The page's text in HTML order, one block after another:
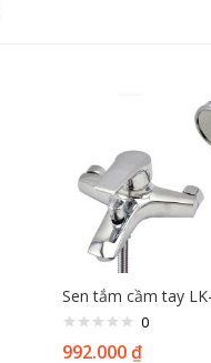
Sen tắm cầm tay
0
992.000₫